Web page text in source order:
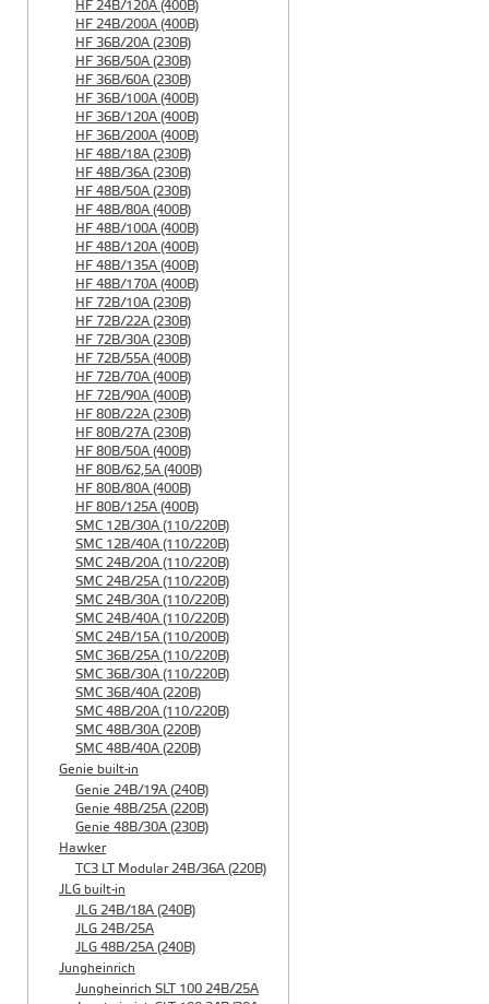
HF 24B/120A (400B)
HF 24B/200A (400B)
HF 36B/20A (230B)
HF 36B/50A (230B)
HF 36B/60A (230B)
HF 36B/100A (400B)
HF 36B/120A (400B)
HF 36B/200A (400B)
HF 48B/18A (230B)
HF 48B/36A (230B)
HF 48B/50A (230B)
HF 48B/80A (400B)
HF 48B/100A (400B)
HF 48B/120A (400B)
HF 48B/135A (400B)
HF 48B/170A (400B)
HF 72B/10A (230B)
HF 72B/22A (230B)
HF 72B/30A (230B)
HF 72B/55A (400B)
HF 72B/70A (400B)
HF 72B/90A (400B)
HF 80B/22A (230B)
HF 80B/27A (230B)
HF 80B/50A (400B)
HF 80B/62,5A (400B)
HF 80B/80A (400B)
HF 80B/125A (400B)
SMC 12B/30A (110/220B)
SMC 12B/40A (110/220B)
SMC 24B/20A (110/220B)
SMC 24B/25A (110/220B)
SMC 24B/30A (110/220B)
SMC 24B/40A (110/220B)
SMC 24B/15A (110/200B)
SMC 36B/25A (110/220B)
SMC 36B/30A (110/220B)
SMC 36B/40A (220B)
SMC 48B/20A (110/220B)
SMC 48B/30A (220B)
SMC 48B/40A (220B)
Genie built-in
Genie 24B/19A (240B)
Genie 48B/25A (220B)
Genie 48B/30A (230B)
Hawker
TC3 LT Modular 24В/36А (220B)
JLG built-in
JLG 24B/18A (240B)
JLG 24B/25A
JLG 48B/25A (240B)
Jungheinrich
Jungheinrich SLT 100 24B/25A